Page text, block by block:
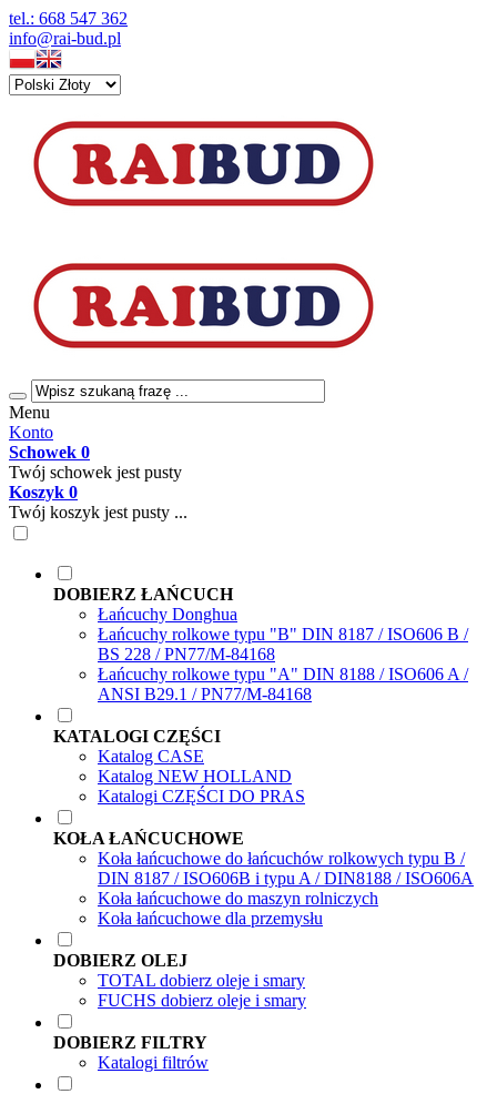
tel.: 668 547 362
info@rai-bud.pl
Menu
Konto
Schowek 0
Twój schowek jest pusty
Koszyk 0
Twój koszyk jest pusty ...
DOBIERZ ŁAŃCUCH
Łańcuchy Donghua
Łańcuchy rolkowe typu "B" DIN 8187 / ISO606 B /
BS 228 / PN77/M-84168
Łańcuchy rolkowe typu "A" DIN 8188 / ISO606 A /
ANSI B29.1 / PN77/M-84168
KATALOGI CZĘŚCI
Katalog CASE
Katalog NEW HOLLAND
Katalogi CZĘŚCI DO PRAS
KOŁA ŁAŃCUCHOWE
Koła łańcuchowe do łańcuchów rolkowych typu B /
DIN 8187 / ISO606B i typu A / DIN8188 / ISO606A
Koła łańcuchowe do maszyn rolniczych
Koła łańcuchowe dla przemysłu
DOBIERZ OLEJ
TOTAL dobierz oleje i smary
FUCHS dobierz oleje i smary
DOBIERZ FILTRY
Katalogi filtrów